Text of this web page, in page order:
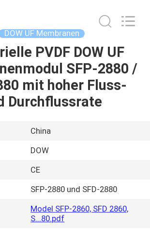
DOW UF Membranen
PVDF DOW UF
SFP-2880 /
mit hoher Fluss-
Durchflussrate
China
DOW
CE
SFP-2880 und SFD-2880
Model SFP-2860, SFD 2860,
S...80.pdf